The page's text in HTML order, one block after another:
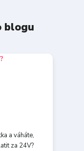
blogu
a váháte,
za 24V?